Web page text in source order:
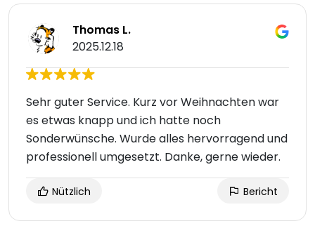
Thomas L.
2025.12.18
Sehr guter Service. Kurz vor Weihnachten war
es etwas knapp und ich hatte noch
Sonderwünsche. Wurde alles hervorragend und
professionell umgesetzt. Danke, gerne wieder.
Nützlich Bericht